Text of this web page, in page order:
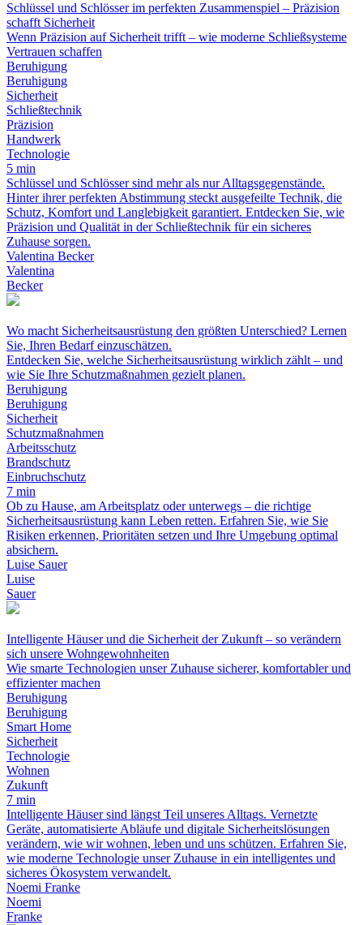
Schlüssel und Schlösser im perfekten Zusammenspiel – Präzision
schafft Sicherheit
Wenn Präzision auf Sicherheit trifft – wie moderne Schließsysteme
Vertrauen schaffen
Beruhigung
Beruhigung
Sicherheit
Schließtechnik
Präzision
Handwerk
Technologie
5 min
Schlüssel und Schlösser sind mehr als nur Alltagsgegenstände.
Hinter ihrer perfekten Abstimmung steckt ausgefeilte Technik, die
Schutz, Komfort und Langlebigkeit garantiert. Entdecken Sie, wie
Präzision und Qualität in der Schließtechnik für ein sicheres
Zuhause sorgen.
Valentina Becker
Valentina
Becker
Wo macht Sicherheitsausrüstung den größten Unterschied? Lernen
Sie, Ihren Bedarf einzuschätzen.
Entdecken Sie, welche Sicherheitsausrüstung wirklich zählt – und
wie Sie Ihre Schutzmaßnahmen gezielt planen.
Beruhigung
Beruhigung
Sicherheit
Schutzmaßnahmen
Arbeitsschutz
Brandschutz
Einbruchschutz
7 min
Ob zu Hause, am Arbeitsplatz oder unterwegs – die richtige
Sicherheitsausrüstung kann Leben retten. Erfahren Sie, wie Sie
Risiken erkennen, Prioritäten setzen und Ihre Umgebung optimal
absichern.
Luise Sauer
Luise
Sauer
Intelligente Häuser und die Sicherheit der Zukunft – so verändern
sich unsere Wohngewohnheiten
Wie smarte Technologien unser Zuhause sicherer, komfortabler und
effizienter machen
Beruhigung
Beruhigung
Smart Home
Sicherheit
Technologie
Wohnen
Zukunft
7 min
Intelligente Häuser sind längst Teil unseres Alltags. Vernetzte
Geräte, automatisierte Abläufe und digitale Sicherheitslösungen
verändern, wie wir wohnen, leben und uns schützen. Erfahren Sie,
wie moderne Technologie unser Zuhause in ein intelligentes und
sicheres Ökosystem verwandelt.
Noemi Franke
Noemi
Franke